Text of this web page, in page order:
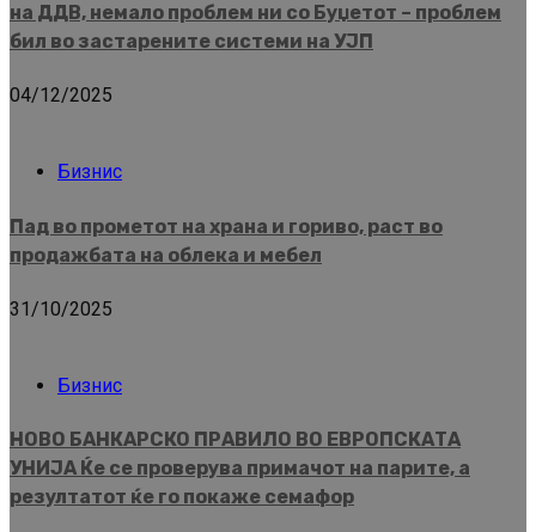
на ДДВ, немало проблем ни со Буџетот – проблем
бил во застарените системи на УЈП
04/12/2025
Бизнис
Пад во прометот на храна и гориво, раст во
продажбата на облека и мебел
31/10/2025
Бизнис
НОВО БАНКАРСКО ПРАВИЛО ВО ЕВРОПСКАТА
УНИЈА Ќе се проверува примачот на парите, а
резултатот ќе го покаже семафор